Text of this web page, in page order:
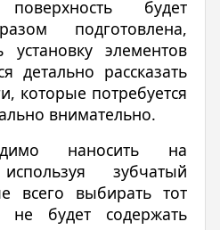
будет
подготовлена,
элементов
детально рассказать
которые потребуется
внимательно.
наносить на
зубчатый
всего выбирать тот
не будет содержать